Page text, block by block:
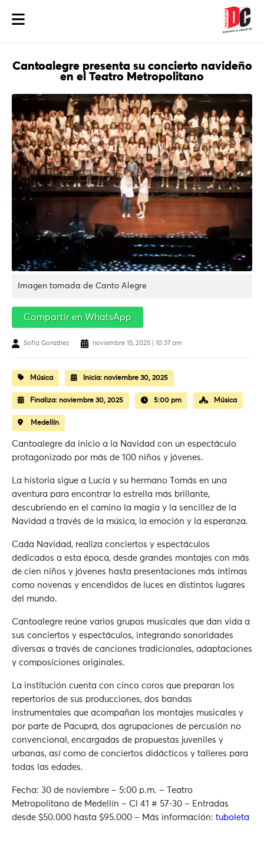
Cantoalegre presenta su concierto navideño
en el Teatro Metropolitano
Imagen tomada de Canto Alegre
Compartir en WhatsApp
Sofía González noviembre 15, 2025 | 10:37 am
Música Inicia: noviembre 30, 2025
Finaliza: noviembre 30, 2025 5:00 pm Música
Medellín
Cantoalegre da inicio a la Navidad con un espectáculo
protagonizado por más de 100 niños y jóvenes.
La historia sigue a Lucía y su hermano Tomás en una
aventura para encontrar la estrella más brillante,
descubriendo en el camino la magia y la sencillez de la
Navidad a través de la música, la emoción y la esperanza.
Cada Navidad, realiza conciertos y espectáculos
dedicados a esta época, desde grandes montajes con más
de cien niños y jóvenes hasta presentaciones más íntimas
como novenas y encendidos de luces en distintos lugares
del mundo.
Cantoalegre reúne varios grupos musicales que dan vida a
sus conciertos y espectáculos, integrando sonoridades
diversas a través de canciones tradicionales, adaptaciones
y composiciones originales.
La institución cuenta con cinco coros que preparan los
repertorios de sus producciones, dos bandas
instrumentales que acompañan los montajes musicales y
por parte de Pacuprá, dos agrupaciones de percusión no
convencional, encargadas de propuestas juveniles y
urbanas, así como de conciertos didácticos y talleres para
todas las edades.
Fecha: 30 de noviembre – 5:00 p.m. – Teatro
Metropolitano de Medellín – Cl 41 # 57-30 – Entradas
desde $50.000 hasta $95.000 – Más información: tuboleta